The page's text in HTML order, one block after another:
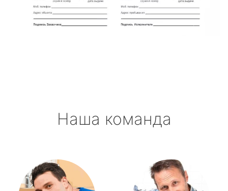
Наша команда